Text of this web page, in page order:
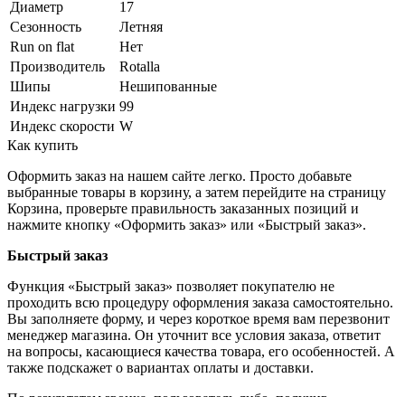
Диаметр
17
Сезонность
Летняя
Run on flat
Нет
Производитель
Rotalla
Шипы
Нешипованные
Индекс нагрузки 99
Индекс скорости W
Как купить
Оформить заказ на нашем сайте легко. Просто добавьте
выбранные товары в корзину, а затем перейдите на страницу
Корзина, проверьте правильность заказанных позиций и
нажмите кнопку «Оформить заказ» или «Быстрый заказ».
Быстрый заказ
Функция «Быстрый заказ» позволяет покупателю не
проходить всю процедуру оформления заказа самостоятельно.
Вы заполняете форму, и через короткое время вам перезвонит
менеджер магазина. Он уточнит все условия заказа, ответит
на вопросы, касающиеся качества товара, его особенностей. А
также подскажет о вариантах оплаты и доставки.